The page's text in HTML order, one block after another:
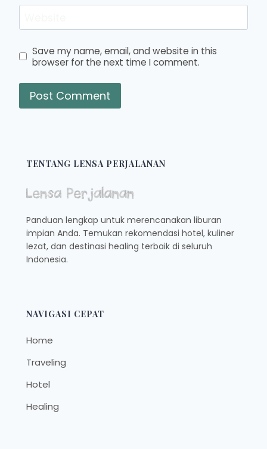
Save my name, email, and website in this
browser for the next time I comment.
TENTANG LENSA PERJALANAN
Panduan lengkap untuk merencanakan liburan
impian Anda. Temukan rekomendasi hotel, kuliner
lezat, dan destinasi healing terbaik di seluruh
Indonesia.
NAVIGASI CEPAT
Home
Traveling
Hotel
Healing